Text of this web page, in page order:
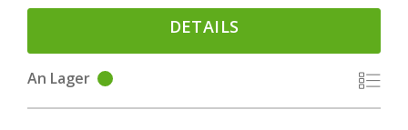
DETAILS
An Lager